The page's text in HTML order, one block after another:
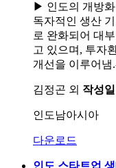
▶ 인도의 개방
독자적인 생산
로 완화되어 대
고 있으며, 투자
개선을 이루어냄
김정곤 외 작성일
인도남아시아
다운로드
인도 스타트업